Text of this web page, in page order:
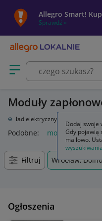
Allegro Smart!
Sprawdź »
Otwórz menu z kategoriami
Moduły
Układ elektryczny, zapłon
Podobne: moduły
Filtruj Wrocław,
Ogłoszenia
Dodaj swoje
Gdy pojawią
mailowo.